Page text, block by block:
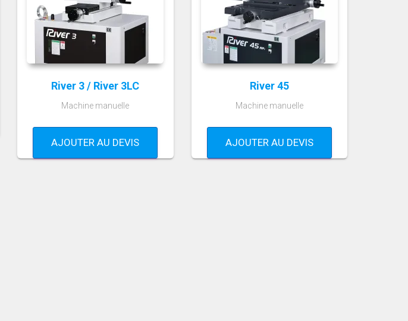
River 3 / River 3LC
Machine manuelle
AJOUTER AU DEVIS
River 45
Machine manuelle
AJOUTER AU DEVIS